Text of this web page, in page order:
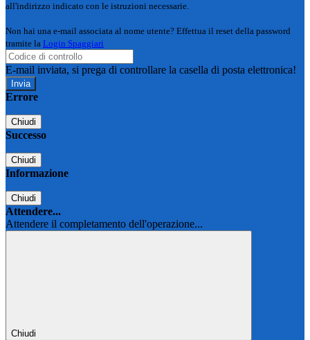
all'indirizzo indicato con le istruzioni necessarie.
Non hai una e-mail associata al nome utente? Effettua il reset della password
tramite la Login Spaggiari
E-mail inviata, si prega di controllare la casella di posta elettronica!
Errore
Chiudi
Successo
Chiudi
Informazione
Chiudi
Attendere...
Attendere il completamento dell'operazione...
Chiudi